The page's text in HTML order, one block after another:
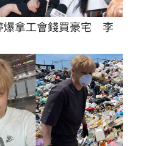
拿工會錢買豪宅　李